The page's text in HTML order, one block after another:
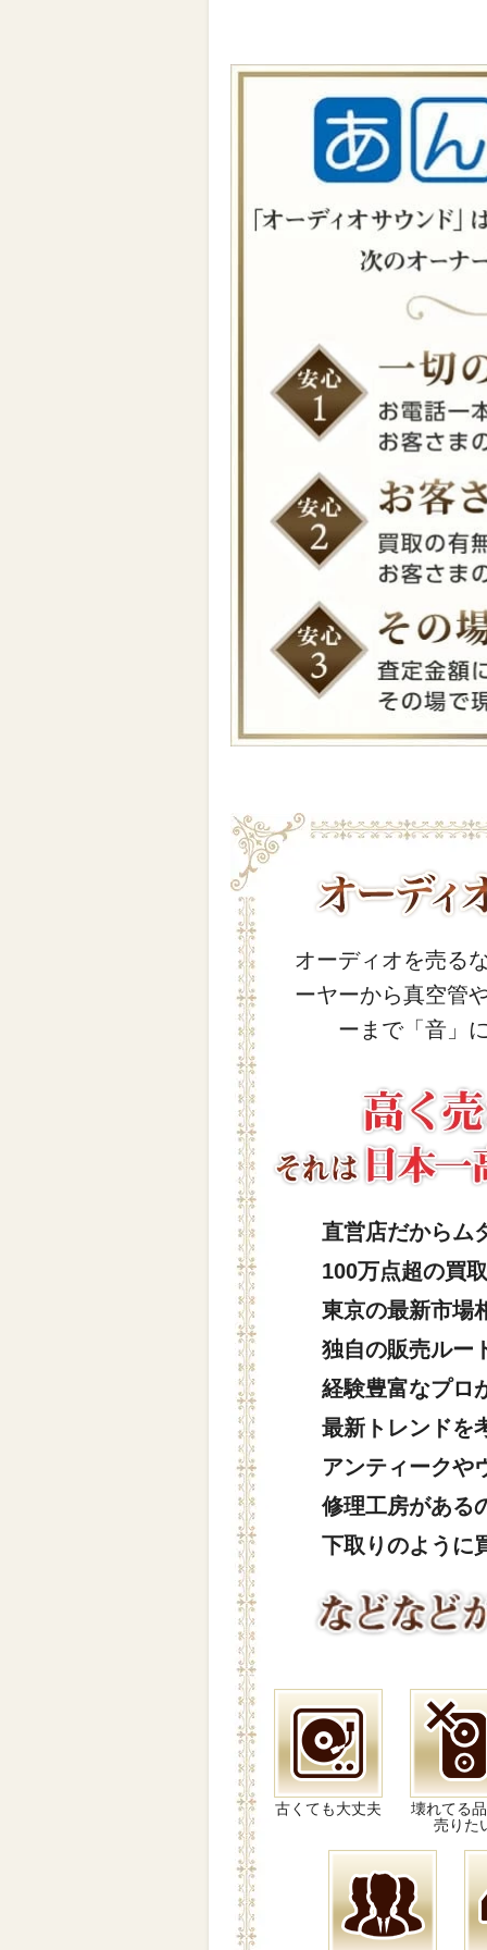
オーディオを売る
ーヤーから真空管
ーまで「音」
直営店だからム
100万点超の買
東京の最新市場
独自の販売ルー
経験豊富なプロ
最新トレンドを
アンティークや
修理工房がある
下取りのように
古くても大丈夫
壊れてる
売りた